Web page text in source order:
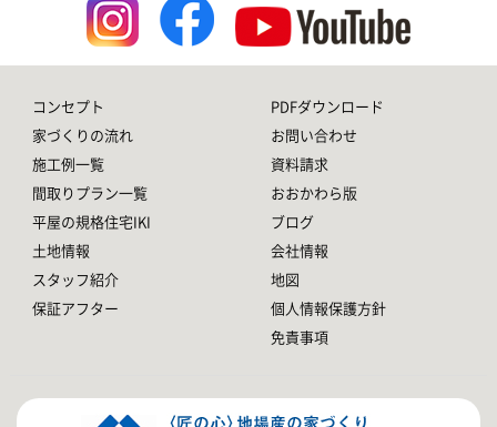
コンセプト
家づくりの流れ
施工例一覧
間取りプラン一覧
平屋の規格住宅IKI
土地情報
スタッフ紹介
保証アフター
PDFダウンロード
お問い合わせ
資料請求
おおかわら版
ブログ
会社情報
地図
個人情報保護方針
免責事項